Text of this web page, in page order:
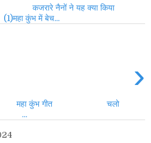
कजरारे नैनों ने यह क्या किया
कुंभ में बेच...
›
रंगे महा कुंभ गीत चलो
। ...